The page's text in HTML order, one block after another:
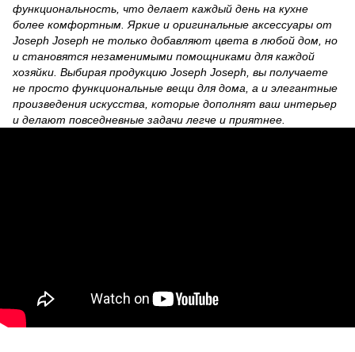
функциональность, что делает каждый день на кухне
более комфортным. Яркие и оригинальные аксессуары от
Joseph Joseph не только добавляют цвета в любой дом, но
и становятся незаменимыми помощниками для каждой
хозяйки. Выбирая продукцию Joseph Joseph, вы получаете
не просто функциональные вещи для дома, а и элегантные
произведения искусства, которые дополнят ваш интерьер
и делают повседневные задачи легче и приятнее.